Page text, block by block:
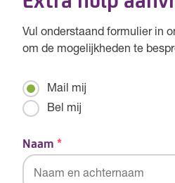
Vul onderstaand formulier in
om de mogelijkheden te
Mailen
of
bellen
*
Mail mij
Bel mij
Naam *